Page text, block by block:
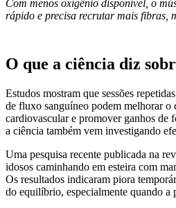
Com menos oxigênio disponível, o
rápido e precisa recrutar mais fibras,
O que a ciência diz
Estudos mostram que sessões
de fluxo sanguíneo podem melhorar o
cardiovascular e promover ganhos de
a ciência também vem investigando
Uma pesquisa recente publicada na
idosos caminhando em esteira com
Os resultados indicaram piora
do equilíbrio, especialmente quando a